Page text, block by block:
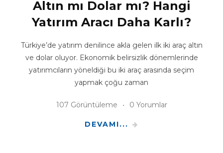
Altın mı Dolar mı? Hangi
Yatırım Aracı Daha Karlı?
Türkiye’de yatırım denilince akla gelen ilk iki araç altın
ve dolar oluyor. Ekonomik belirsizlik dönemlerinde
yatırımcıların yöneldiği bu iki araç arasında seçim
yapmak çoğu zaman
107 Görüntüleme 0 Yorumlar
DEVAMI...